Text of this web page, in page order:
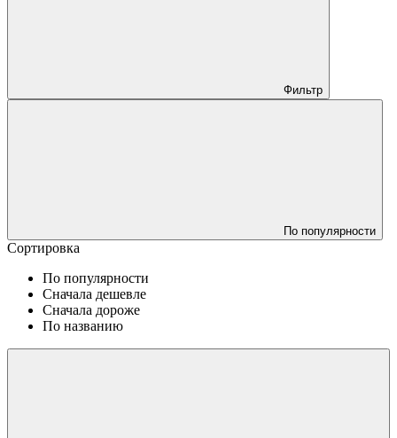
Фильтр
По популярности
Сортировка
По популярности
Сначала дешевле
Сначала дороже
По названию